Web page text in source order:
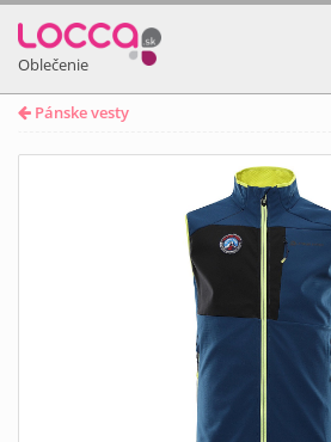
Oblečenie
Pánske vesty